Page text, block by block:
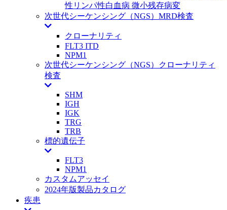
性リンパ性白血病 微小残存病変
次世代シーケンシング（NGS）MRD検査
クローナリティ
FLT3 ITD
NPM1
次世代シーケンシング（NGS）クローナリティ
検査
SHM
IGH
IGK
TRG
TRB
標的遺伝子
FLT3
NPM1
カスタムアッセイ
2024年版製品カタログ
疾患